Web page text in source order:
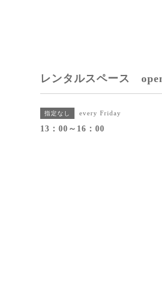
レンタルスペース
指定なし every Friday
13：00～16：00